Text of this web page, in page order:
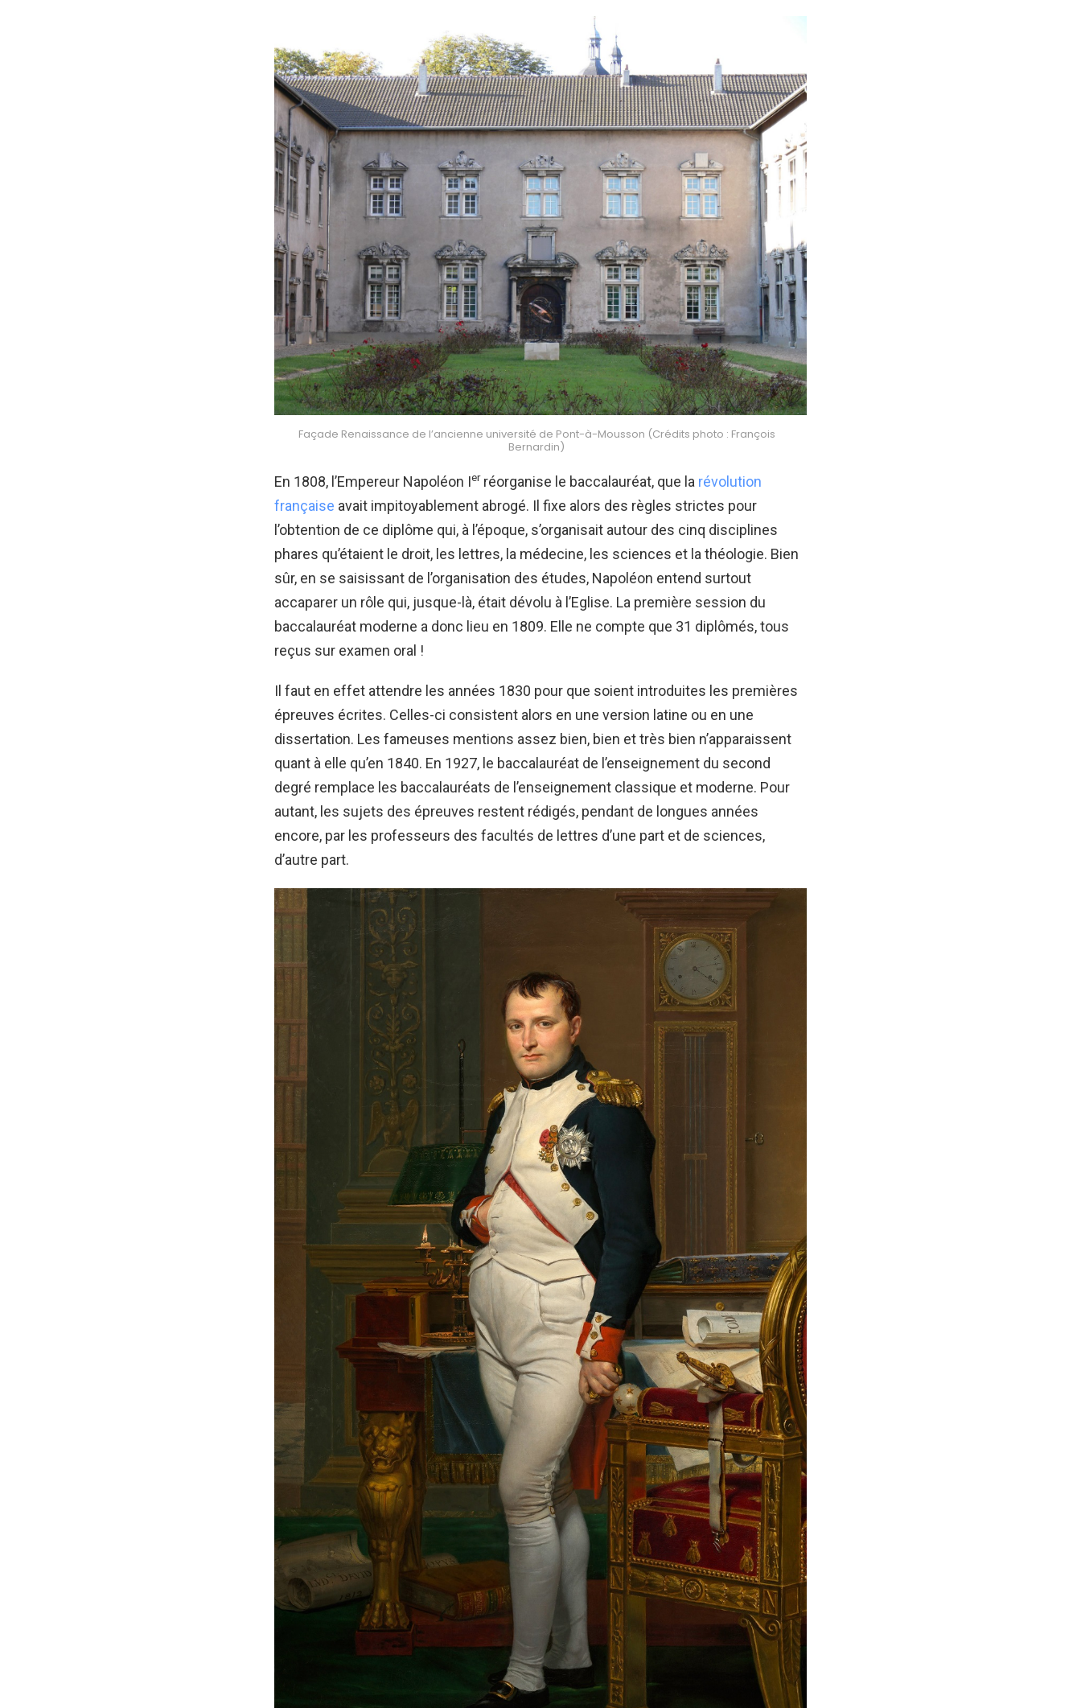
Façade Renaissance de l’ancienne université de Pont-à-Mousson (Crédits photo : François
Bernardin)
En 1808, l’Empereur Napoléon Ierréorganise le baccalauréat, que la révolution
française avait impitoyablement abrogé. Il fixe alors des règles strictes pour
l’obtention de ce diplôme qui, à l’époque, s’organisait autour des cinq disciplines
phares qu’étaient le droit, les lettres, la médecine, les sciences et la théologie. Bien
sûr, en se saisissant de l’organisation des études, Napoléon entend surtout
accaparer un rôle qui, jusque-là, était dévolu à l’Eglise. La première session du
baccalauréat moderne a donc lieu en 1809. Elle ne compte que 31 diplômés, tous
reçus sur examen oral !
Il faut en effet attendre les années 1830 pour que soient introduites les premières
épreuves écrites. Celles-ci consistent alors en une version latine ou en une
dissertation. Les fameuses mentions assez bien, bien et très bien n’apparaissent
quant à elle qu’en 1840. En 1927, le baccalauréat de l’enseignement du second
degré remplace les baccalauréats de l’enseignement classique et moderne. Pour
autant, les sujets des épreuves restent rédigés, pendant de longues années
encore, par les professeurs des facultés de lettres d’une part et de sciences,
d’autre part.